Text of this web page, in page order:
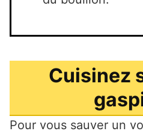
Cuisinez
Pour vous sauver un